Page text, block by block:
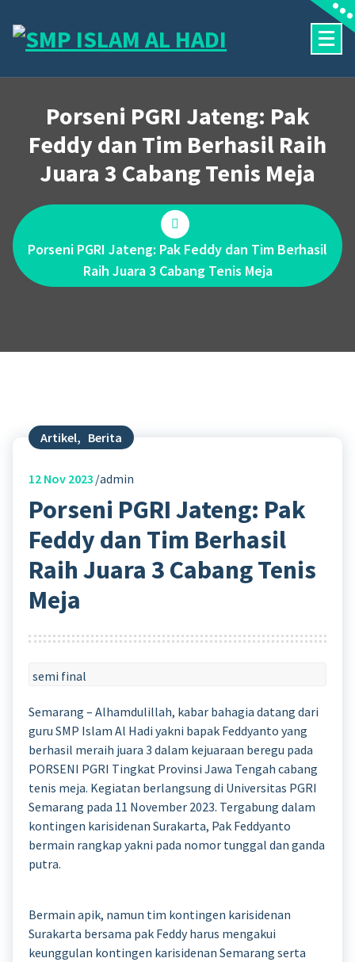
content
Porseni PGRI Jateng: Pak
Feddy dan Tim Berhasil Raih
Juara 3 Cabang Tenis Meja
Porseni PGRI Jateng: Pak Feddy dan Tim Berhasil
Raih Juara 3 Cabang Tenis Meja
Artikel, Berita
12 Nov 2023 admin
Porseni PGRI Jateng: Pak
Feddy dan Tim Berhasil
Raih Juara 3 Cabang Tenis
Meja
semi final
Semarang – Alhamdulillah, kabar bahagia datang dari
guru SMP Islam Al Hadi yakni bapak Feddyanto yang
berhasil meraih juara 3 dalam kejuaraan beregu pada
PORSENI PGRI Tingkat Provinsi Jawa Tengah cabang
tenis meja. Kegiatan berlangsung di Universitas PGRI
Semarang pada 11 November 2023. Tergabung dalam
kontingen karisidenan Surakarta, Pak Feddyanto
bermain rangkap yakni pada nomor tunggal dan ganda
putra.
Bermain apik, namun tim kontingen karisidenan
Surakarta bersama pak Feddy harus mengakui
keunggulan kontingen karisidenan Semarang serta